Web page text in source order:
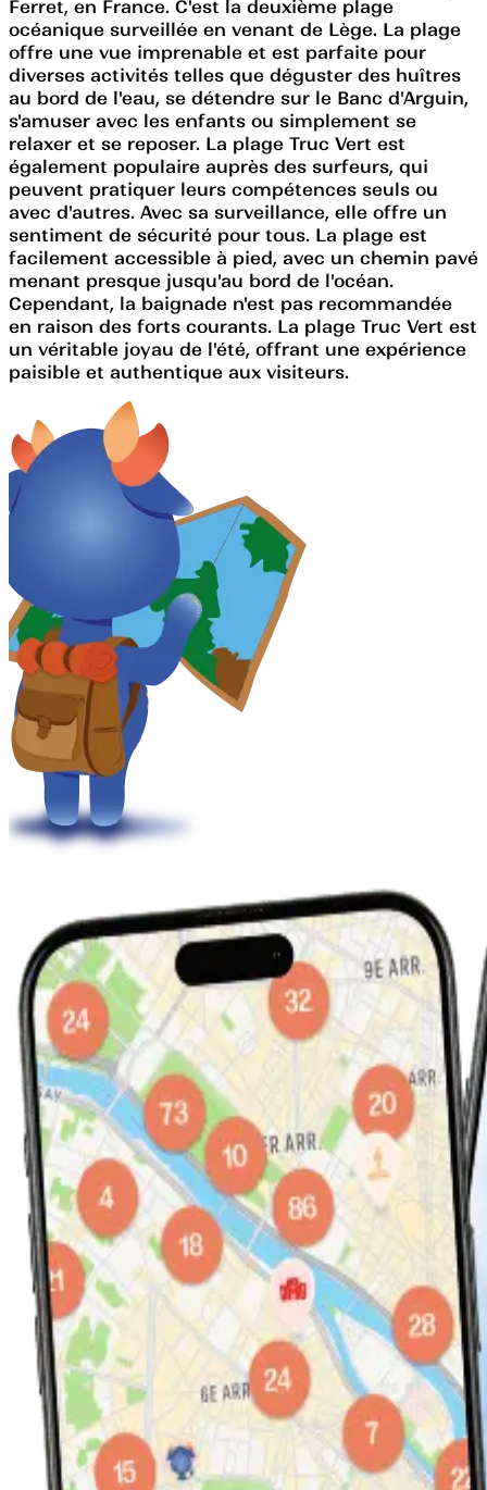
Ferret, en France. C'est la deuxième plage
océanique surveillée en venant de Lège. La plage
offre une vue imprenable et est parfaite pour
diverses activités telles que déguster des huîtres
au bord de l'eau, se détendre sur le Banc d'Arguin,
s'amuser avec les enfants ou simplement se
relaxer et se reposer. La plage Truc Vert est
également populaire auprès des surfeurs, qui
peuvent pratiquer leurs compétences seuls ou
avec d'autres. Avec sa surveillance, elle offre un
sentiment de sécurité pour tous. La plage est
facilement accessible à pied, avec un chemin pavé
menant presque jusqu'au bord de l'océan.
Cependant, la baignade n'est pas recommandée
en raison des forts courants. La plage Truc Vert est
un véritable joyau de l'été, offrant une expérience
paisible et authentique aux visiteurs.